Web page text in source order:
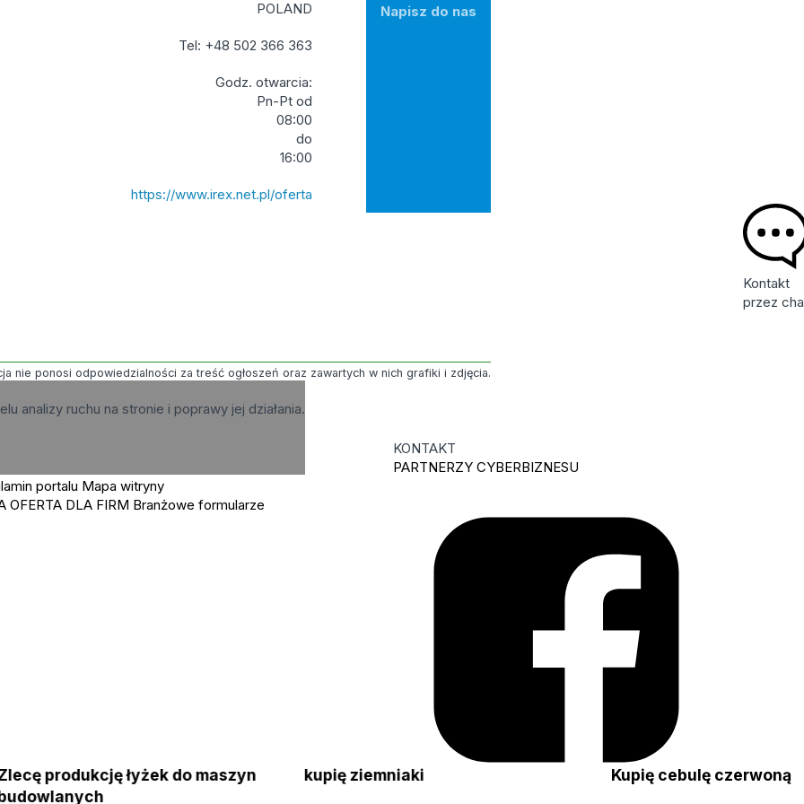
POLAND
Tel: +48 502 366 363
Godz. otwarcia:
Pn-Pt od
08:00
do
16:00
https://www.irex.net.pl/oferta
Napisz do nas
nie ponosi odpowiedzialności za treść ogłoszeń oraz zawartych w nich grafiki i zdjęcia.
Zlecę produkcję łyżek do maszyn
budowlanych
kupię ziemniaki Kupię cebulę czerwoną
Kontakt
przez
analizy ruchu na stronie i poprawy jej działania.
portalu Mapa witryny
OFERTA DLA FIRM Branżowe formularze
KONTAKT
PARTNERZY CYBERBIZNESU